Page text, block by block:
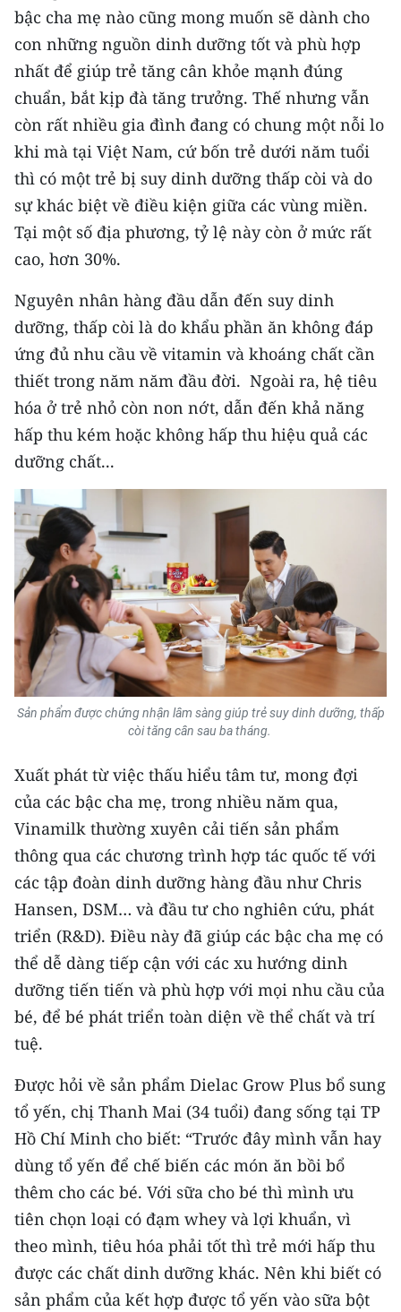
ENGLISH
中文
FRANÇAIS
РУССКИЙ
ESPAÑOL
한국어
bậc cha mẹ nào cũng mong muốn sẽ dành cho
con những nguồn dinh dưỡng tốt và phù hợp
nhất để giúp trẻ tăng cân khỏe mạnh đúng
chuẩn, bắt kịp đà tăng trưởng. Thế nhưng vẫn
còn rất nhiều gia đình đang có chung một nỗi lo
khi mà tại Việt Nam, cứ bốn trẻ dưới năm tuổi
thì có một trẻ bị suy dinh dưỡng thấp còi và do
sự khác biệt về điều kiện giữa các vùng miền.
Tại một số địa phương, tỷ lệ này còn ở mức rất
cao, hơn 30%.
Nguyên nhân hàng đầu dẫn đến suy dinh
dưỡng, thấp còi là do khẩu phần ăn không đáp
ứng đủ nhu cầu về vitamin và khoáng chất cần
thiết trong năm năm đầu đời. Ngoài ra, hệ tiêu
hóa ở trẻ nhỏ còn non nớt, dẫn đến khả năng
hấp thu kém hoặc không hấp thu hiệu quả các
dưỡng chất...
Sản phẩm được chứng nhận lâm sàng giúp trẻ suy dinh dưỡng, thấp
còi tăng cân sau ba tháng.
Xuất phát từ việc thấu hiểu tâm tư, mong đợi
của các bậc cha mẹ, trong nhiều năm qua,
Vinamilk thường xuyên cải tiến sản phẩm
thông qua các chương trình hợp tác quốc tế với
các tập đoàn dinh dưỡng hàng đầu như Chris
Hansen, DSM… và đầu tư cho nghiên cứu, phát
triển (R&D). Điều này đã giúp các bậc cha mẹ có
thể dễ dàng tiếp cận với các xu hướng dinh
dưỡng tiến tiến và phù hợp với mọi nhu cầu của
bé, để bé phát triển toàn diện về thể chất và trí
tuệ.
Được hỏi về sản phẩm Dielac Grow Plus bổ sung
tổ yến, chị Thanh Mai (34 tuổi) đang sống tại TP
Hồ Chí Minh cho biết: “Trước đây mình vẫn hay
dùng tổ yến để chế biến các món ăn bồi bổ
thêm cho các bé. Với sữa cho bé thì mình ưu
tiên chọn loại có đạm whey và lợi khuẩn, vì
theo mình, tiêu hóa phải tốt thì trẻ mới hấp thu
được các chất dinh dưỡng khác. Nên khi biết có
sản phẩm của kết hợp được tổ yến vào sữa bột